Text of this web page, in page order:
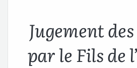
Jugement
par le Fils de